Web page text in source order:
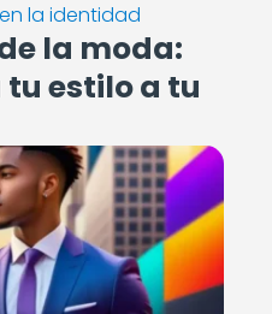
la identidad
la moda:
estilo a tu